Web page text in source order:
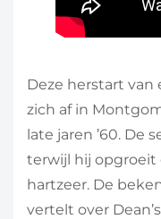
Deze herstart van
zich af in
late jaren ’60. De
terwijl hij opgroeit
hartzeer. De
vertelt over